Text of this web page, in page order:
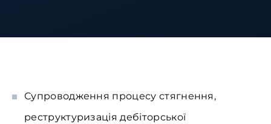
Супроводження процесу стягнення,
реструктуризація дебіторської